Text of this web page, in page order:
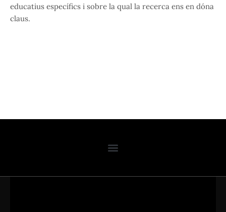
educatius específics i sobre la qual la recerca ens en dóna
claus.